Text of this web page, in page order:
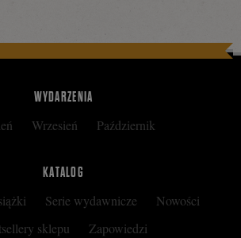
WYDARZENIA
Wrzesień Październik
KATALOG
Serie wydawnicze
Nowości
sklepu
Zapowiedzi